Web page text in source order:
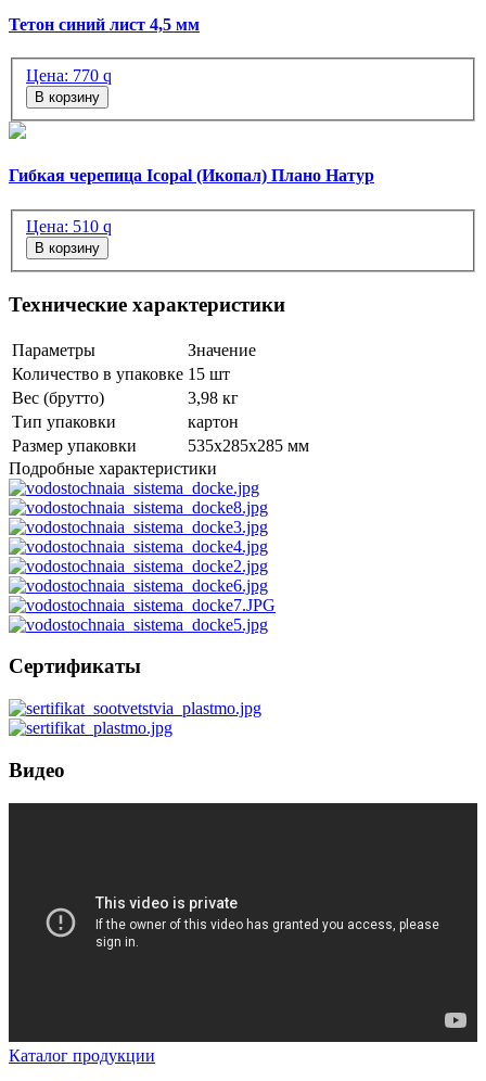
Тетон синий лист 4,5 мм
Цена: 770 q
В корзину
Гибкая черепица Icopal (Икопал) Плано Натур
Цена: 510 q
В корзину
Технические характеристики
Параметры
Значение
Количество в упаковке 15 шт
Вес (брутто)
3,98 кг
Тип упаковки
картон
Размер упаковки
535х285х285 мм
Подробные характеристики
Сертификаты
Видео
Каталог продукции